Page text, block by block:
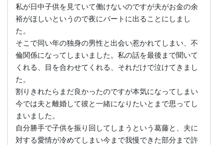
私が日中子供を見ていて働けないのですが夫がお金の余
裕がほしいというので夜にパートに出ることにしまし
た。
そこで同い年の独身の男性と出会い惹かれてしまい、不
倫関係になってしまいました。私の話を最後まで聞いて
くれる、目を合わせてくれる、それだけで泣けてきまし
た。
割りきれたらまだ良かったのですが本気になってしまい
今では夫と離婚して彼と一緒になりたいとまで思ってし
まいました。
自分勝手で子供を振り回してしまうという葛藤と、夫に
対する愛情が冷めてしまい今まで我慢できた部分まで許